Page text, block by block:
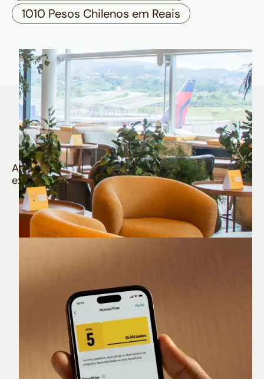
1010 Pesos Chilenos em Reais
Quem é Nomad tem
muito mais
Aproveite todos os benefícios e vantagens
exclusivas da sua Conta Internacional
Nomad Lounge
Sala VIP no Aeroporto de Guarulhos